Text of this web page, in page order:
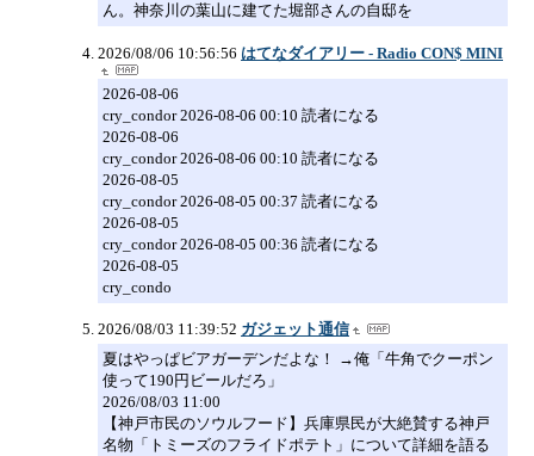
ん。神奈川の葉山に建てた堀部さんの自邸を
2026/08/06 10:56:56 はてなダイアリー - Radio CON$ MINI
2026-08-06
cry_condor 2026-08-06 00:10 読者になる
2026-08-06
cry_condor 2026-08-06 00:10 読者になる
2026-08-05
cry_condor 2026-08-05 00:37 読者になる
2026-08-05
cry_condor 2026-08-05 00:36 読者になる
2026-08-05
cry_condo
2026/08/03 11:39:52 ガジェット通信
夏はやっぱビアガーデンだよな！ →俺「牛角でクーポン
使って190円ビールだろ」
2026/08/03 11:00
【神戸市民のソウルフード】兵庫県民が大絶賛する神戸
名物「トミーズのフライドポテト」について詳細を語る